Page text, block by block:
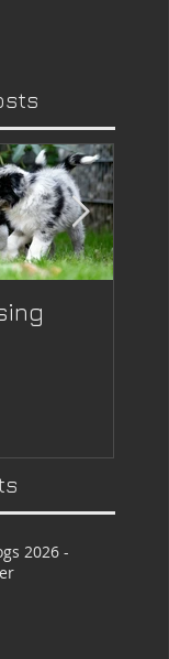
2026 -